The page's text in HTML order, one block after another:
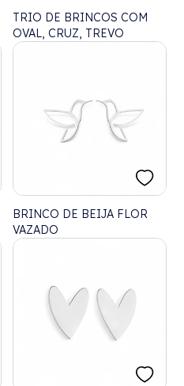
TRIO DE BRINCOS COM
OVAL, CRUZ, TREVO
BRINCO DE BEIJA FLOR
VAZADO